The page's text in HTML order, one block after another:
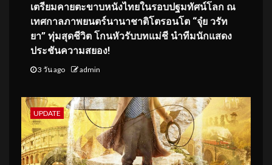
เตรียมคายตะขาบหนังไทยในรอบปฐมทัศน์โลก ณ
เทศกาลภาพยนตร์นานาชาติโตรอนโต “จุ๋ย วรัท
ยา” ทุ่มสุดชีวิต โกนหัวรับบทแม่ชี นำทีมนักแสดง
ประชันความสยอง!
3 วัน ago admin
UPDATE